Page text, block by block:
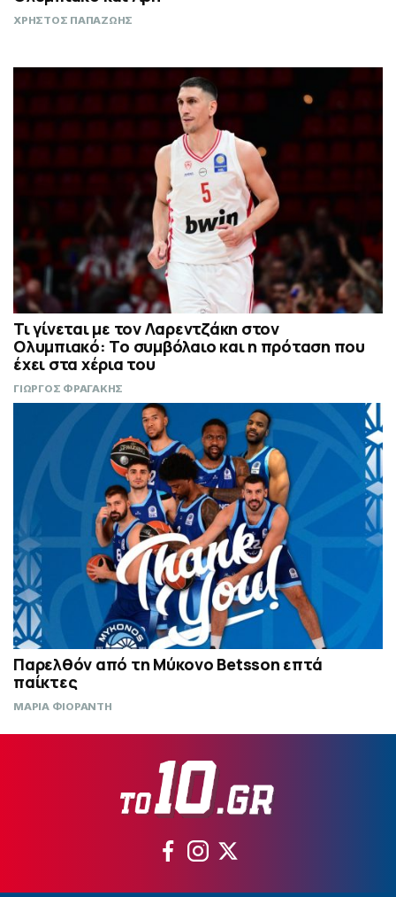
ΧΡΗΣΤΟΣ ΠΑΠΑΖΩΗΣ
Τι γίνεται με τον Λαρεντζάκη στον
Ολυμπιακό: Το συμβόλαιο και η πρόταση που
έχει στα χέρια του
ΓΙΩΡΓΟΣ ΦΡΑΓΑΚΗΣ
Παρελθόν από τη Μύκονο Betsson επτά
παίκτες
ΜΑΡΙΑ ΦΙΟΡΑΝΤΗ